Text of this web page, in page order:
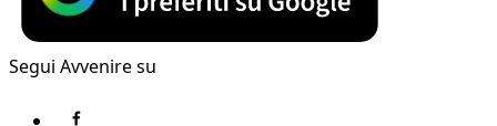
Segui Avvenire su